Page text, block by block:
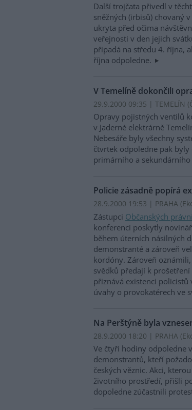
Další trojčata přivedl v
sněžných (irbisů) chovaný v
ukryta před očima
veřejnosti v den jejich
připadá na středu 4. října,
října odpoledne.
V Temelíně dokončili
29.9.2000 09:35 | TEMELÍN (
Opravy pojistných ventilů
v Jaderné elektrárně
Nebesáře byly všechny
čtvrtek odpoledne pak
primárního a
Policie zásadně popírá
28.9.2000 19:53 | PRAHA
Zástupci Občanských
konferenci poskytly
během úterních násilných
demonstranté a zároveň
kordóny. Zároveň
svědků předají k
přiznává existenci
úvahy o provokatérech ve
Na Perštýně byla
28.9.2000 18:20 | PRAHA
Ve čtyři hodiny odpoledne
demonstrantů, kteří
českých věznic. Akci,
životního prostředí, přišli
dopoledne zúčastnili